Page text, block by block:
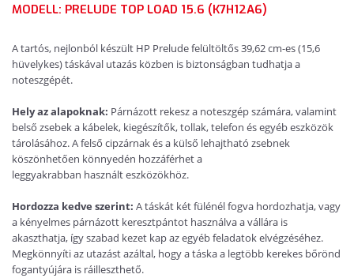
MODELL: PRELUDE TOP LOAD 15.6 (K7H12A6)
A tartós, nejlonból készült HP Prelude felültöltős 39,62 cm-es (15,6
hüvelykes) táskával utazás közben is biztonságban tudhatja a
noteszgépét.
Hely az alapoknak: Párnázott rekesz a noteszgép számára, valamint
belső zsebek a kábelek, kiegészítők, tollak, telefon és egyéb eszközök
tárolásához. A felső cipzárnak és a külső lehajtható zsebnek
köszönhetően könnyedén hozzáférhet a
leggyakrabban használteszközökhöz.
Hordozza kedve szerint: A táskát két fülénél fogva hordozhatja, vagy
a kényelmes párnázott keresztpántot használva a vállára is
akaszthatja, így szabad kezet kap az egyéb feladatok elvégzéséhez.
Megkönnyíti az utazást azáltal, hogy a táska a legtöbb kerekes bőrönd
fogantyújára is ráilleszthető.